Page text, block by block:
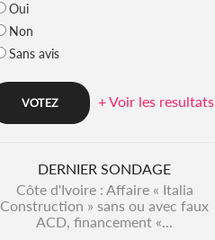
Oui
Non
Sans avis
+ Voir les resultats
DERNIER SONDAGE
Côte d'Ivoire : Affaire « Italia
Construction » sans ou avec faux
ACD, financement «...